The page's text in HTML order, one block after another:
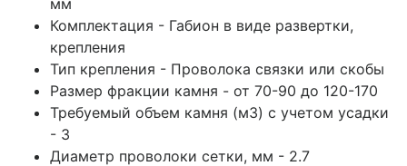
мм
Комплектация - Габион в виде развертки,
крепления
Тип крепления - Проволока связки или скобы
Размер фракции камня - от 70-90 до 120-170
Требуемый объем камня (м3) с учетом усадки
- 3
Диаметр проволоки сетки, мм - 2.7